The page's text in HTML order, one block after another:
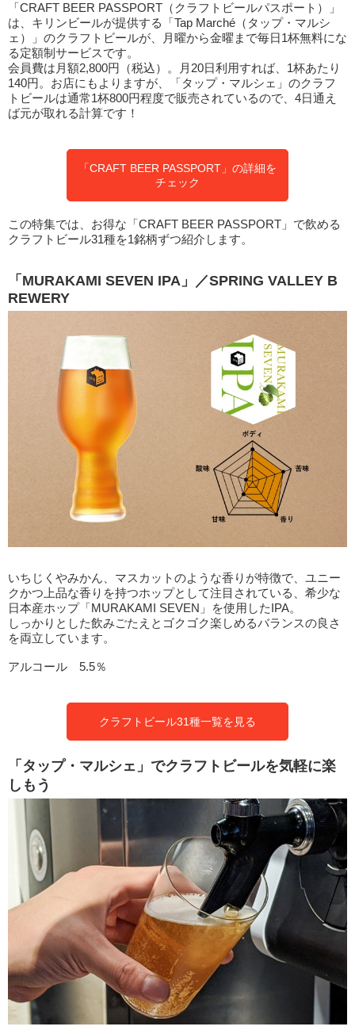
「CRAFT BEER PASSPORT（クラフトビールパスポート）」
は、キリンビールが提供する「Tap Marché（タップ・マルシ
ェ）」のクラフトビールが、月曜から金曜まで毎日1杯無料にな
る定額制サービスです。
会員費は月額2,800円（税込）。月20日利用すれば、1杯あたり
140円。お店にもよりますが、「タップ・マルシェ」のクラフ
トビールは通常1杯800円程度で販売されているので、4日通え
ば元が取れる計算です！
「CRAFT BEER PASSPORT」の詳細を
チェック
この特集では、お得な「CRAFT BEER PASSPORT」で飲める
クラフトビール31種を1銘柄ずつ紹介します。
「MURAKAMI SEVEN IPA」／SPRING VALLEY B
REWERY
いちじくやみかん、マスカットのような香りが特徴で、ユニー
クかつ上品な香りを持つホップとして注目されている、希少な
日本産ホップ「MURAKAMI SEVEN」を使用したIPA。
しっかりとした飲みごたえとゴクゴク楽しめるバランスの良さ
を両立しています。
アルコール 5.5％
クラフトビール31種一覧を見る
「タップ・マルシェ」でクラフトビールを気軽に楽
しもう